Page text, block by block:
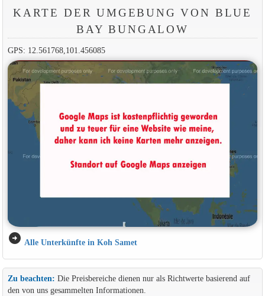
KARTE DER UMGEBUNG VON BLUE
BAY BUNGALOW
GPS: 12.561768,101.456085
arrow_circle_right Alle Unterkünfte in Koh Samet
Zu beachten: Die Preisbereiche dienen nur als Richtwerte basierend auf
den von uns gesammelten Informationen.